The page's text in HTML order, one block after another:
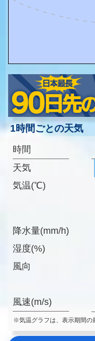
1時間ごとの天気
時間
天気
気温(℃)
降水量(mm/h)
湿度(%)
風向
風速(m/s)
※気温グラフは、表示期間の